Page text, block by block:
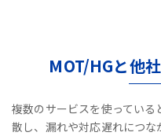
MOT/HGと他
複数のサービスを使ってい
散し、漏れや対応遅れにつ